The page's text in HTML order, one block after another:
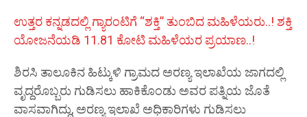
ಉತ್ತರ ಕನ್ನಡದಲ್ಲಿ ಗ್ಯಾರಂಟಿಗೆ “ಶಕ್ತಿ” ತುಂಬಿದ ಮಹಿಳೆಯರು..! ಶಕ್ತಿ
ಯೋಜನೆಯಡಿ 11.81 ಕೋಟಿ ಮಹಿಳೆಯರ ಪ್ರಯಾಣ..!
ಶಿರಸಿ ತಾಲೂಕಿನ ಹಿಟ್ಕುಳಿ ಗ್ರಾಮದ ಅರಣ್ಯ ಇಲಾಖೆಯ ಜಾಗದಲ್ಲಿ
ವೃದ್ದರೊಬ್ಬರು ಗುಡಿಸಲು ಹಾಕಿಕೊಂಡು ಅವರ ಪತ್ನಿಯ ಜೊತೆ
ವಾಸವಾಗಿದ್ದು, ಅರಣ್ಯ ಇಲಾಖೆ ಅಧಿಕಾರಿಗಳು ಗುಡಿಸಲು